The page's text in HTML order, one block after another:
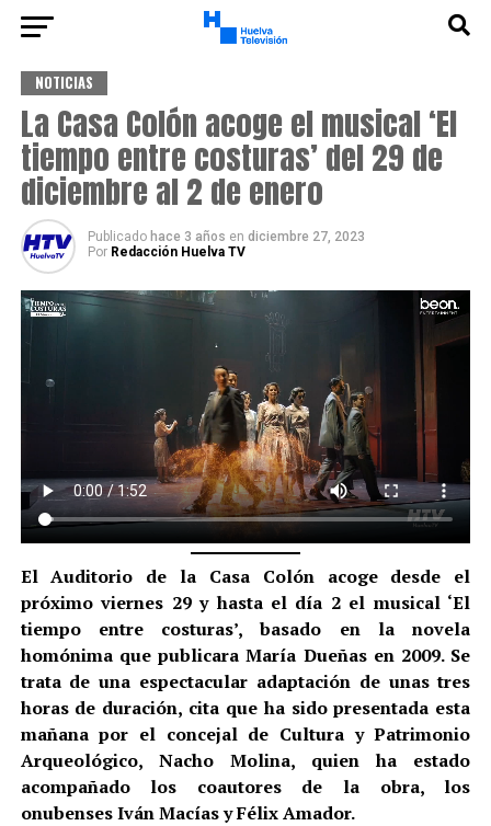
NOTICIAS
La Casa Colón acoge el musical ‘El
tiempo entre costuras’ del 29 de
diciembre al 2 de enero
Publicado hace 3 años en diciembre 27, 2023
Por Redacción Huelva TV
El Auditorio de la Casa Colón acoge desde el
próximo viernes 29 y hasta el día 2 el musical ‘El
tiempo entre costuras’, basado en la novela
homónima que publicara María Dueñas en 2009. Se
trata de una espectacular adaptación de unas tres
horas de duración, cita que ha sido presentada esta
mañana por el concejal de Cultura y Patrimonio
Arqueológico, Nacho Molina, quien ha estado
acompañado los coautores de la obra, los
onubenses Iván Macías y Félix Amador.